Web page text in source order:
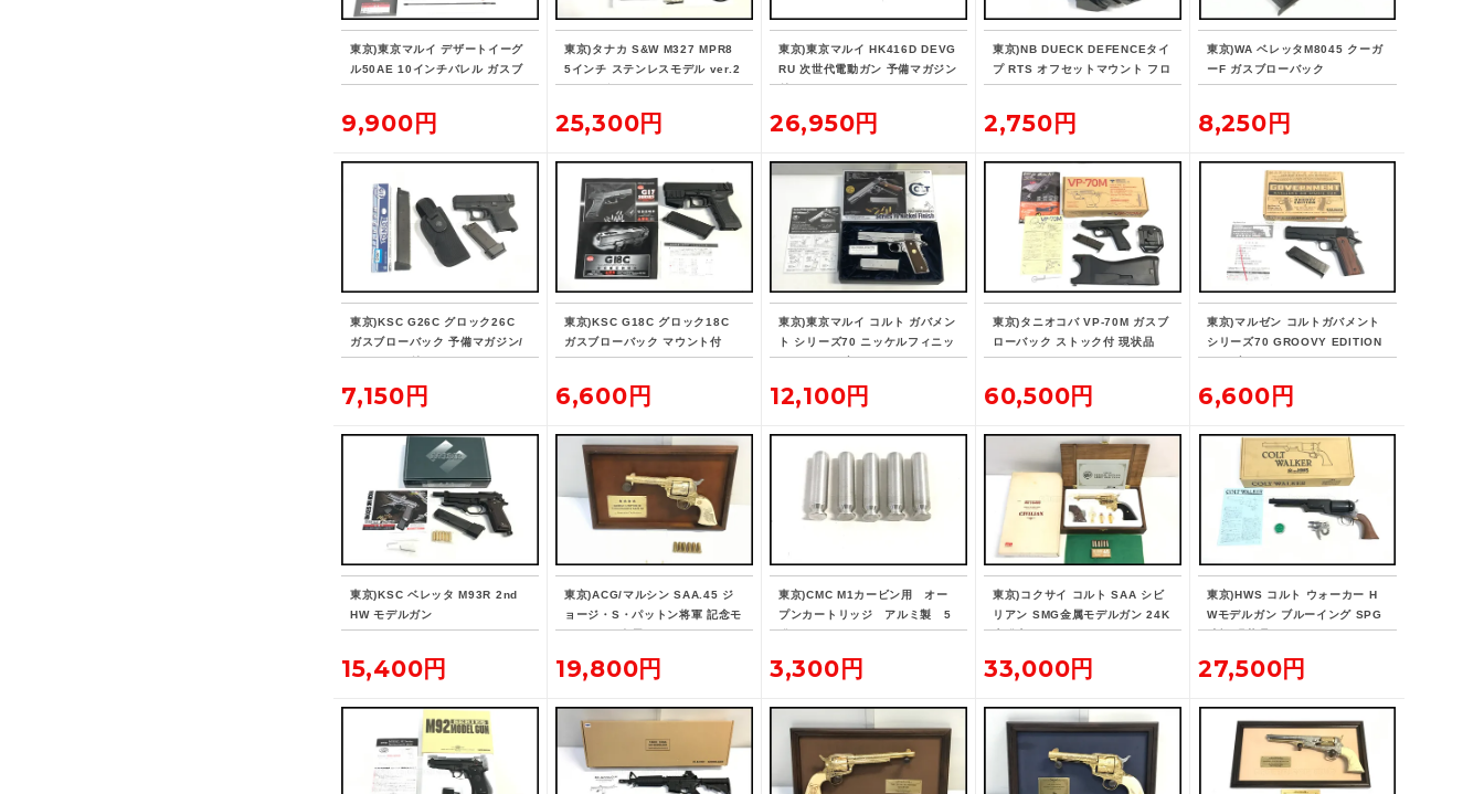
東京)東京マルイ デザートイーグ
ル50AE 10インチバレル ガスブ
ローバック
9,900円
東京)タナカ S&W M327 MPR8
5インチ ステンレスモデル ver.2
ガスリボルバー
25,300円
東京)東京マルイ HK416D DEVG
RU 次世代電動ガン 予備マガジン
付
26,950円
東京)NB DUECK DEFENCEタイ
プ RTS オフセットマウント フロ
ント/リア セット
2,750円
東京)WA ベレッタM8045 クーガ
ーF ガスブローバック
8,250円
東京)KSC G26C グロック26C
ガスブローバック 予備マガジン/
ホルスター付
7,150円
東京)KSC G18C グロック18C
ガスブローバック マウント付
6,600円
東京)東京マルイ コルト ガバメン
ト シリーズ70 ニッケルフィニッ
シュ ガスブローバック
12,100円
東京)タニオコバ VP-70M ガスブ
ローバック ストック付 現状品
60,500円
東京)マルゼン コルトガバメント
シリーズ70 GROOVY EDITION
ガスブローバック
6,600円
東京)KSC ベレッタ M93R 2nd
HW モデルガン
15,400円
東京)ACG/マルシン SAA.45 ジ
ョージ・S・パットン将軍 記念モ
デル SMG金属モデルガン
19,800円
東京)CMC M1カービン用 オー
プンカートリッジ アルミ製 5
発
3,300円
東京)コクサイ コルト SAA シビ
リアン SMG金属モデルガン 24K
未発火
33,000円
東京)HWS コルト ウォーカー H
Wモデルガン ブルーイング SPG
破損 現状品
27,500円